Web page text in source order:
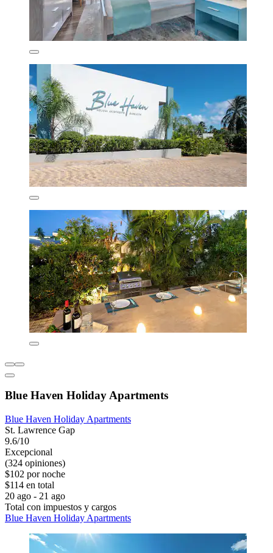
Blue Haven Holiday Apartments
Blue Haven Holiday Apartments
St. Lawrence Gap
9.6/10
Excepcional
(324 opiniones)
$102 por noche
$114 en total
20 ago - 21 ago
Total con impuestos y cargos
Blue Haven Holiday Apartments